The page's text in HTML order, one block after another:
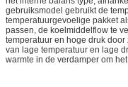
gebruiksmodel gebruikt de
temperatuurgevoelige pakket
passen, de koelmiddelflow te
temperatuur en hoge druk
van lage temperatuur en lage
warmte in de verdamper om